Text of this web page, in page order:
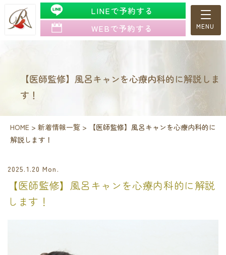
LINEで予約する
WEBで予約する
【医師監修】風呂キャンを心療内科的に解説しま
す！
HOME > 新着情報一覧 >
【医師監修】風呂キャンを心療内科的に
解説します！
2025.1.20 Mon.
【医師監修】風呂キャンを心療内科的に解説
します！